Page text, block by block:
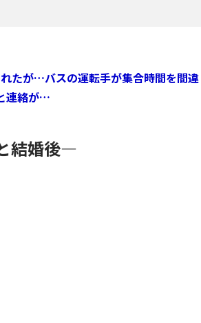
たが…バスの運転手が集合時間を間違
連絡が…
結婚後―